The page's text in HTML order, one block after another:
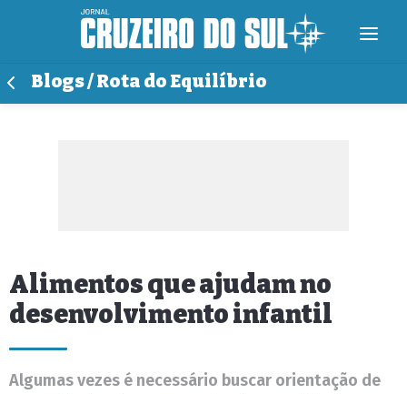
Blogs / Rota do Equilíbrio
Alimentos que ajudam no
desenvolvimento infantil
Algumas vezes é necessário buscar orientação de